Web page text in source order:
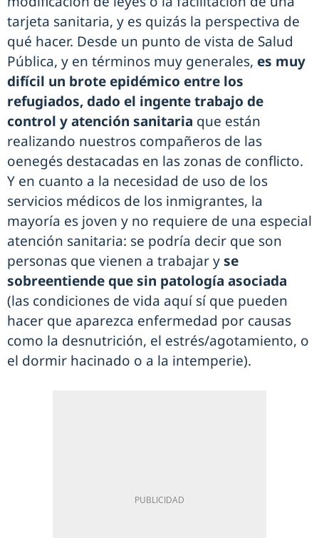
tarjeta sanitaria, y es quizás la perspectiva de
qué hacer. Desde un punto de vista de Salud
Pública, y en términos muy generales, es muy
difícil un brote epidémico entre los
refugiados, dado el ingente trabajo de
control y atención sanitaria que están
realizando nuestros compañeros de las
oenegés destacadas en las zonas de conflicto.
Y en cuanto a la necesidad de uso de los
servicios médicos de los inmigrantes, la
mayoría es joven y no requiere de una especial
atención sanitaria: se podría decir que son
personas que vienen a trabajar yse
sobreentiende que sin patología asociada
(las condiciones de vida aquí sí que pueden
hacer que aparezca enfermedad por causas
como la desnutrición, el estrés/agotamiento, o
el dormir hacinado o a la intemperie).